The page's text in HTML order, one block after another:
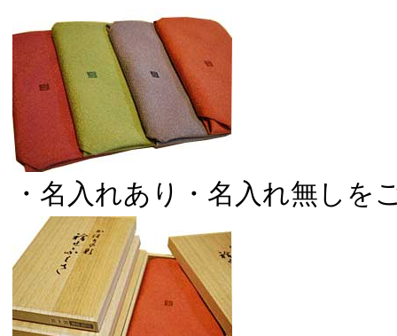
・名入れあり・名入れ無しを